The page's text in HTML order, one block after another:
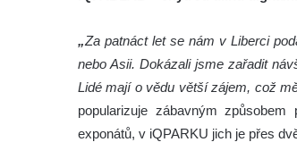
„Za patnáct let se nám v Liberci
nebo Asii. Dokázali jsme zařadit
Lidé mají o vědu větší zájem, což
popularizuje zábavným
exponátů, v iQPARKU jich je přes